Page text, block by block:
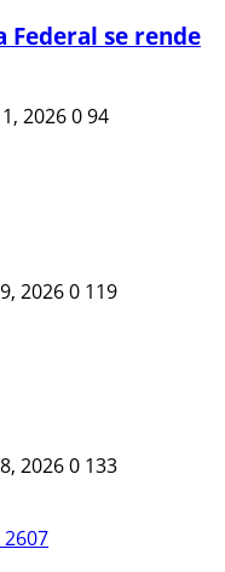
Federal se rende
2026094
20260 119
20260 133